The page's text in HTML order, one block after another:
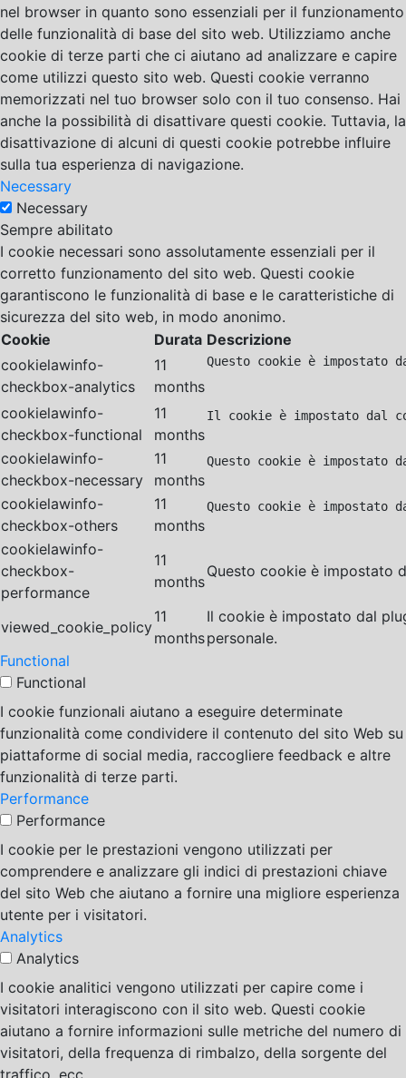
nel browser in quanto sono essenziali per il funzionamento
delle funzionalità di base del sito web. Utilizziamo anche
cookie di terze parti che ci aiutano ad analizzare e capire
come utilizzi questo sito web. Questi cookie verranno
memorizzati nel tuo browser solo con il tuo consenso. Hai
anche la possibilità di disattivare questi cookie. Tuttavia, la
disattivazione di alcuni di questi cookie potrebbe influire
sulla tua esperienza di navigazione.
Necessary
Necessary
Sempre abilitato
I cookie necessari sono assolutamente essenziali per il
corretto funzionamento del sito web. Questi cookie
garantiscono le funzionalità di base e le caratteristiche di
sicurezza del sito web, in modo anonimo.
Cookie
Durata Descrizione
cookielawinfo-
checkbox-analytics
11
months
Questo cookie è
cookielawinfo-
checkbox-functional
11
months
Il cookie è impostato dal
cookielawinfo-
checkbox-necessary
11
months
Questo cookie è impostato
cookielawinfo-
checkbox-others
11
months
Questo cookie è
cookielawinfo-
checkbox-
performance
11
months
Questo cookie è impostato
viewed_cookie_policy
11
months
Il cookie è impostato dal
personale.
Functional
Functional
I cookie funzionali aiutano a eseguire determinate
funzionalità come condividere il contenuto del sito Web su
piattaforme di social media, raccogliere feedback e altre
funzionalità di terze parti.
Performance
Performance
I cookie per le prestazioni vengono utilizzati per
comprendere e analizzare gli indici di prestazioni chiave
del sito Web che aiutano a fornire una migliore esperienza
utente per i visitatori.
Analytics
Analytics
I cookie analitici vengono utilizzati per capire come i
visitatori interagiscono con il sito web. Questi cookie
aiutano a fornire informazioni sulle metriche del numero di
visitatori, della frequenza di rimbalzo, della sorgente del
traffico, ecc.